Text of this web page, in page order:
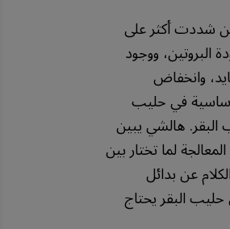
شددت أكثر على
البروتين، ووجود
وانخفاض
في حليب
البقر. هالشي يبين
لما تختار بين
عن بدائل
حليب البقر يحتاج